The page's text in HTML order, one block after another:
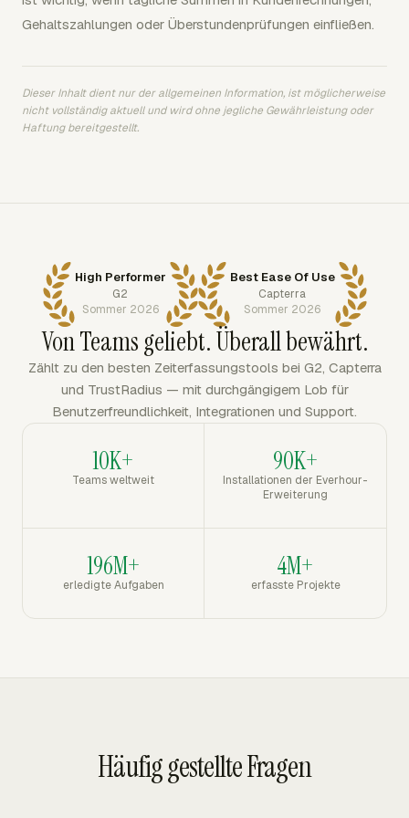
Gehaltszahlungen oder Überstundenprüfungen einfließen.
Dieser Inhalt dient nur der allgemeinen Information, ist möglicherweise
nicht vollständig aktuell und wird ohne jegliche Gewährleistung oder
Haftung bereitgestellt.
High Performer
G2
Sommer 2026
Best Ease Of Use
Capterra
Sommer 2026
Von Teams geliebt. Überall bewährt.
Zählt zu den besten Zeiterfassungstools bei G2, Capterra
und TrustRadius — mit durchgängigem Lob für
Benutzerfreundlichkeit, Integrationen und Support.
10K+
Teams weltweit
90K+
Installationen der Everhour-
Erweiterung
196M+
erledigte Aufgaben
4M+
erfasste Projekte
Häufig gestellte Fragen